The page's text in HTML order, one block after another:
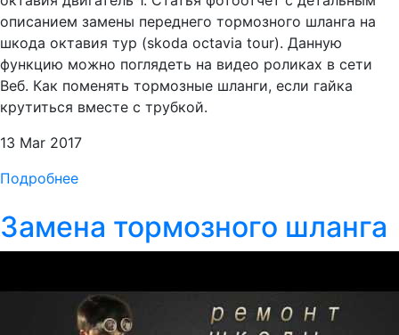
описанием замены переднего тормозного шланга на
шкода октавия тур (skoda octavia tour). Данную
функцию можно поглядеть на видео роликах в сети
Веб. Как поменять тормозные шланги, если гайка
крутиться вместе с трубкой.
13 Mar 2017
Подробнее
Замена тормозного шланга